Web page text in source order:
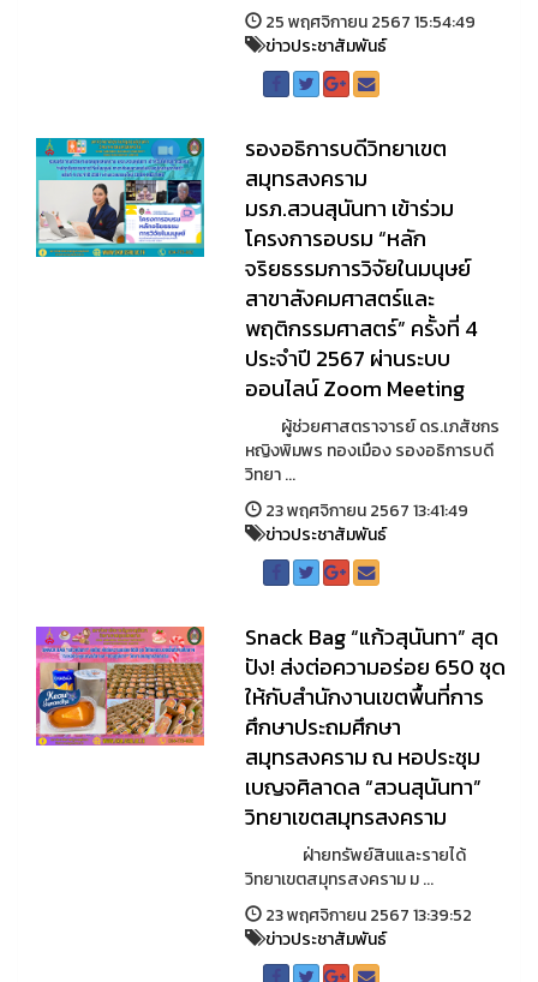
25 พฤศจิกายน 2567 15:54:49
ข่าวประชาสัมพันธ์
รองอธิการบดีวิทยาเขต
สมุทรสงคราม
มรภ.สวนสุนันทา เข้าร่วม
โครงการอบรม “หลัก
จริยธรรมการวิจัยในมนุษย์
สาขาสังคมศาสตร์และ
พฤติกรรมศาสตร์” ครั้งที่ 4
ประจำปี 2567 ผ่านระบบ
ออนไลน์ Zoom Meeting
ผู้ช่วยศาสตราจารย์ ดร.เภสัชกร
หญิงพิมพร ทองเมือง รองอธิการบดี
วิทยา ...
23 พฤศจิกายน 2567 13:41:49
ข่าวประชาสัมพันธ์
Snack Bag “แก้วสุนันทา” สุด
ปัง! ส่งต่อความอร่อย 650 ชุด
ให้กับสำนักงานเขตพื้นที่การ
ศึกษาประถมศึกษา
สมุทรสงคราม ณ หอประชุม
เบญจศิลาดล “สวนสุนันทา”
วิทยาเขตสมุทรสงคราม
ฝ่ายทรัพย์สินและรายได้
วิทยาเขตสมุทรสงคราม ม ...
23 พฤศจิกายน 2567 13:39:52
ข่าวประชาสัมพันธ์